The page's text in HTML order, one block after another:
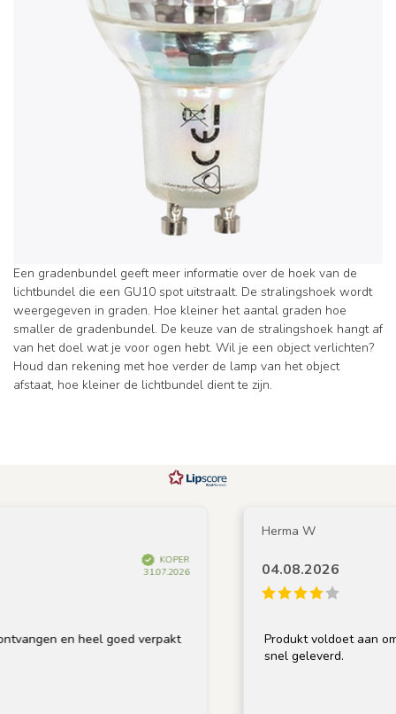
Een gradenbundel geeft meer informatie over de hoek van de
lichtbundel die een GU10 spot uitstraalt. De stralingshoek wordt
weergegeven in graden. Hoe kleiner het aantal graden hoe
smaller de gradenbundel. De keuze van de stralingshoek hangt af
van het doel wat je voor ogen hebt. Wil je een object verlichten?
Houd dan rekening met hoe verder de lamp van het object
afstaat, hoe kleiner de lichtbundel dient te zijn.
KOPER
31.07.2026
en heel goed verpakt
Herma W
04.08.2026
Produkt voldoet aan
snel geleverd.